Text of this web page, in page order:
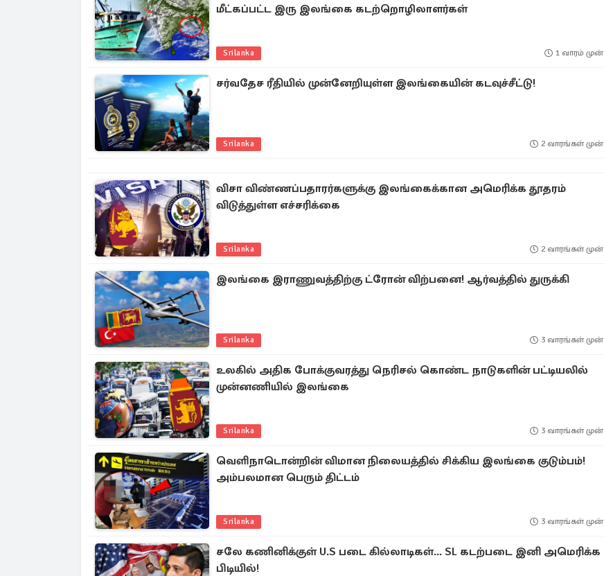
மீட்கப்பட்ட இரு இலங்கை கடற்றொழிலாளர்கள்
Srilanka 1 வாரம் முன்
சர்வதேச ரீதியில் முன்னேறியுள்ள இலங்கையின் கடவுச்சீட்டு!
Srilanka 2 வாரங்கள் முன்
விசா விண்ணப்பதாரர்களுக்கு இலங்கைக்கான அமெரிக்க தூதரம்
விடுத்துள்ள எச்சரிக்கை
Srilanka 2 வாரங்கள் முன்
இலங்கை இராணுவத்திற்கு ட்ரோன் விற்பனை! ஆர்வத்தில் துருக்கி
Srilanka 3 வாரங்கள் முன்
உலகில் அதிக போக்குவரத்து நெரிசல் கொண்ட நாடுகளின் பட்டியலில்
முன்னணியில் இலங்கை
Srilanka 3 வாரங்கள் முன்
வெளிநாடொன்றின் விமான நிலையத்தில் சிக்கிய இலங்கை குடும்பம்!
அம்பலமான பெரும் திட்டம்
Srilanka 3 வாரங்கள் முன்
சலே கணினிக்குள் U.S படை கில்லாடிகள்... SL கடற்படை இனி அமெரிக்க
பிடியில்!